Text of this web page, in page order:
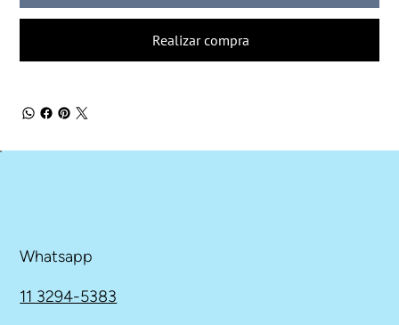
Realizar compra
Whatsapp
11 3294-5383